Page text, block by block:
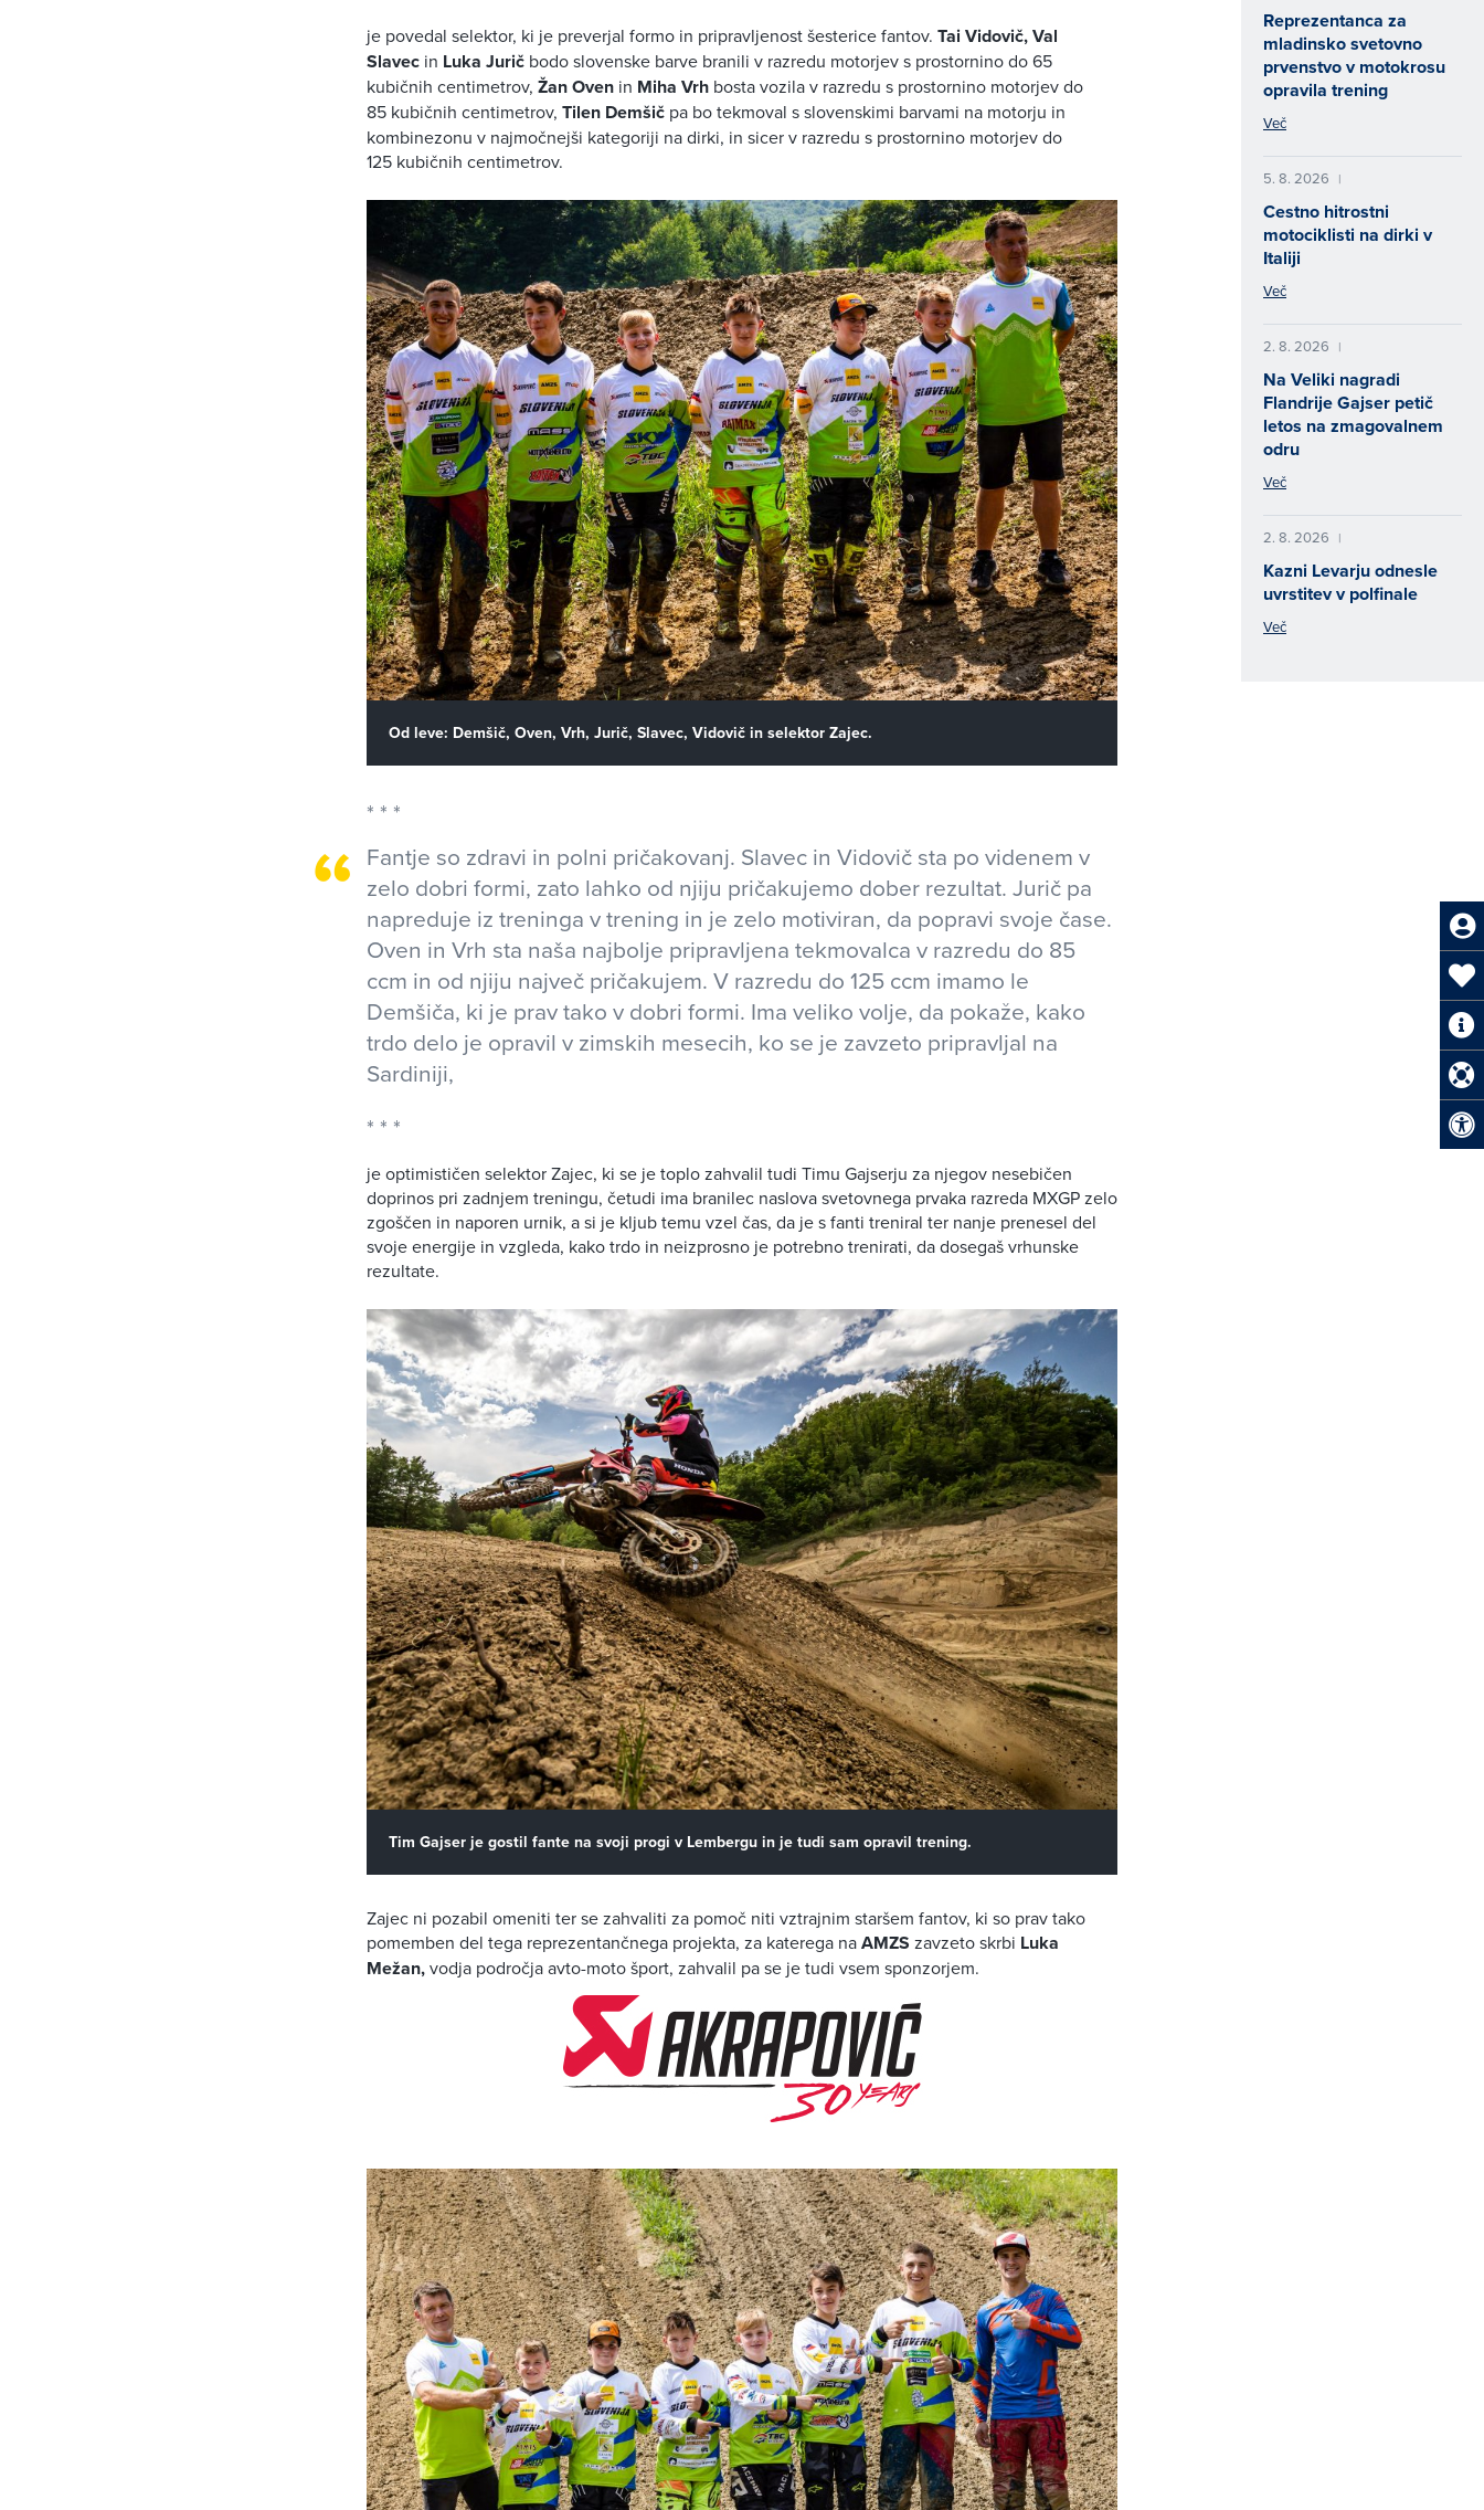
je povedal selektor, ki je preverjal formo in pripravljenost šesterice fantov. Tai Vidovič, Val
Slavec in Luka Jurič bodo slovenske barve branili v razredu motorjev s prostornino do 65
kubičnih centimetrov, Žan Oven in Miha Vrh bosta vozila v razredu s prostornino motorjev do
85 kubičnih centimetrov, Tilen Demšič pa bo tekmoval s slovenskimi barvami na motorju in
kombinezonu v najmočnejši kategoriji na dirki, in sicer v razredu s prostornino motorjev do
125 kubičnih centimetrov.
Od leve: Demšič, Oven, Vrh, Jurič, Slavec, Vidovič in selektor Zajec.
Fantje so zdravi in polni pričakovanj. Slavec in Vidovič sta po videnem v
zelo dobri formi, zato lahko od njiju pričakujemo dober rezultat. Jurič pa
napreduje iz treninga v trening in je zelo motiviran, da popravi svoje čase.
Oven in Vrh sta naša najbolje pripravljena tekmovalca v razredu do 85
ccm in od njiju največ pričakujem. V razredu do 125 ccm imamo le
Demšiča, ki je prav tako v dobri formi. Ima veliko volje, da pokaže, kako
trdo delo je opravil v zimskih mesecih, ko se je zavzeto pripravljal na
Sardiniji,
je optimističen selektor Zajec, ki se je toplo zahvalil tudi Timu Gajserju za njegov nesebičen
doprinos pri zadnjem treningu, četudi ima branilec naslova svetovnega prvaka razreda MXGP zelo
zgoščen in naporen urnik, a si je kljub temu vzel čas, da je s fanti treniral ter nanje prenesel del
svoje energije in vzgleda, kako trdo in neizprosno je potrebno trenirati, da dosegaš vrhunske
rezultate.
Tim Gajser je gostil fante na svoji progi v Lembergu in je tudi sam opravil trening.
Zajec ni pozabil omeniti ter se zahvaliti za pomoč niti vztrajnim staršem fantov, ki so prav tako
pomemben del tega reprezentančnega projekta, za katerega naAMZS zavzeto skrbi Luka
Mežan,vodja področja avto-moto šport, zahvalil pa se je tudi vsem sponzorjem.
Reprezentanca za
mladinsko svetovno
prvenstvo v motokrosu
opravila trening
Več
5. 8. 2026 |
Cestno hitrostni
motociklisti na dirki v
Italiji
Več
2. 8. 2026 |
Na Veliki nagradi
Flandrije Gajser petič
letos na zmagovalnem
odru
Več
2. 8. 2026 |
Kazni Levarju odnesle
uvrstitev v polfinale
Več